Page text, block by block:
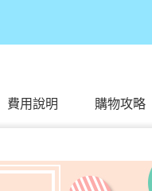
購物攻略
費用說明